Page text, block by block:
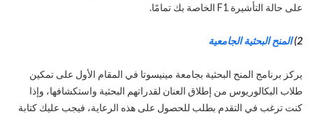
على حالة التأشيرة F1 الخاصة بك تمامًا.
2) المنح البحثية الجامعية
يركز برنامج المنح البحثية بجامعة مينيسوتا في المقام الأول على تمكين
طلاب البكالوريوس من إطلاق العنان لقدراتهم البحثية واستكشافها، وإذا
كنت ترغب في التقدم بطلب للحصول على هذه الرعاية، فيجب عليك كتابة